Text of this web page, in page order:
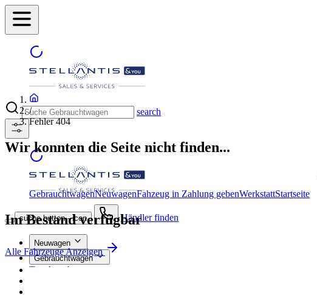
search
suche button - icon Händler finden
Neuwagen
Gebrauchtwagen
Top Angebote
/
Fehler 404
Wir konnten die Seite nicht finden...
GebrauchtwagenNeuwagenFahzeug in Zahlung gebenWerkstattStartseite
Im Bestand verfügbar
Alle Fahrzeuge Anzeigen